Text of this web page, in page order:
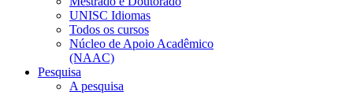
UNISC Idiomas
Todos os cursos
Núcleo de Apoio Acadêmico
(NAAC)
Pesquisa
A pesquisa